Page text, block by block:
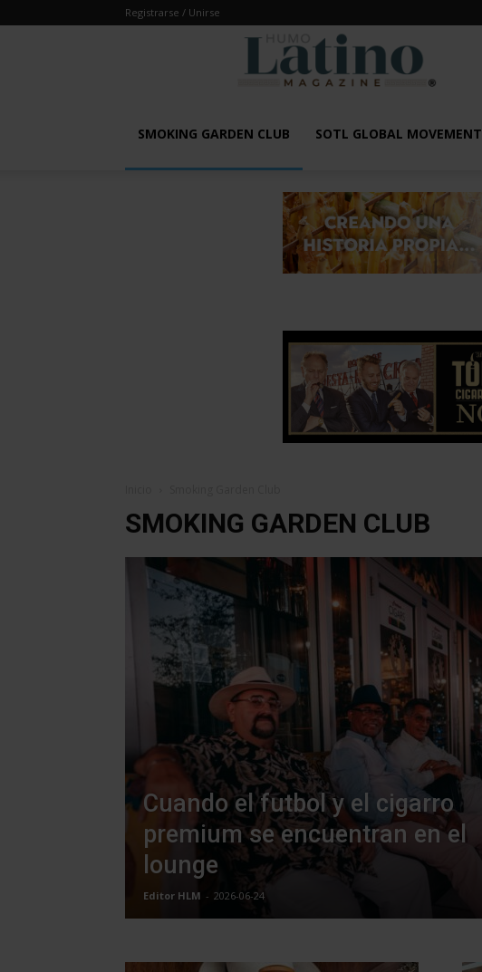
Registrarse / Unirse
SMOKING GARDEN CLUB SOTL GLOBAL MOVEMENT
SMOKING GARDEN CLUB
Cuando el futbol y el cigarro
premium se encuentran en el
lounge
Editor HLM - 2026-06-24